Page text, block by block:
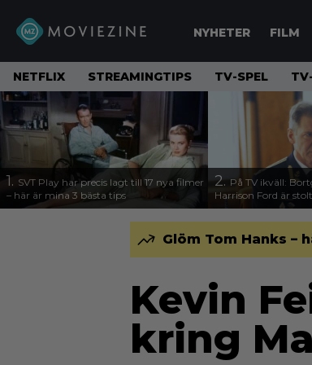
NYHETER FILM
NETFLIX STREAMINGTIPS TV-SPEL
1. SVT Play har precis lagt till 17 nya filmer
– här är mina 3 bästa tips
2. På TV ikväll:
Harrison Ford är
Glöm Tom Hanks –
Kevin
kring